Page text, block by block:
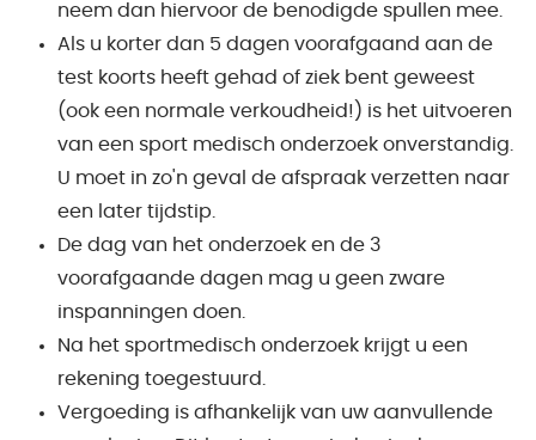
neem dan hiervoor de benodigde spullen mee.
Als u korter dan 5 dagen voorafgaand aan de
test koorts heeft gehad of ziek bent geweest
(ook een normale verkoudheid!) is het uitvoeren
van een sport medisch onderzoek onverstandig.
U moet in zo'n geval de afspraak verzetten naar
een later tijdstip.
De dag van het onderzoek en de 3
voorafgaande dagen mag u geen zware
inspanningen doen.
Na het sportmedisch onderzoek krijgt u een
rekening toegestuurd.
Vergoeding is afhankelijk van uw aanvullende